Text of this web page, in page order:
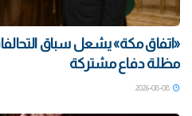
مظلة دفاع مشتركة